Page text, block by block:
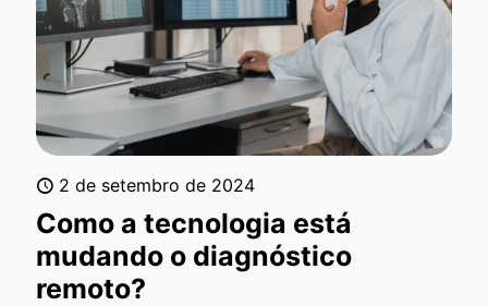
2 de setembro de 2024
Como a tecnologia está
mudando o diagnóstico
remoto?